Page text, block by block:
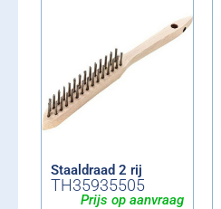
Staaldraad 2 rij
TH35935505
Prijs op aanvraag